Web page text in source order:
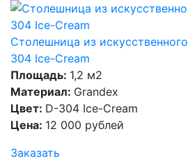
Столешница из
304 Ice-Cream
Площадь: 1,2 м2
Материал: Grandex
Цвет: D-304 Ice-Cream
Цена: 12 000 рублей
Заказать